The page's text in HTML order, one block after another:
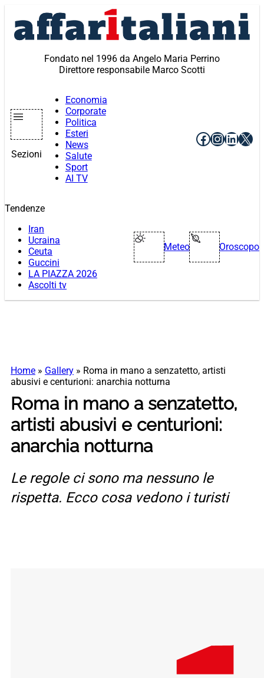
contenuto
Fondato nel 1996 da Angelo Maria Perrino
Direttore responsabile Marco Scotti
Sezioni
Economia
Corporate
Politica
Esteri
News
Salute
Sport
AI TV
Facebook
X
Tendenze
Iran
Ucraina
Ceuta
Guccini
LA PIAZZA 2026
Ascolti tv
Meteo Oroscopo
Home » Gallery » Roma in mano a senzatetto, artisti
abusivi e centurioni: anarchia notturna
Roma in mano a senzatetto,
artisti abusivi e centurioni:
anarchia notturna
Le regole ci sono ma nessuno le
rispetta. Ecco cosa vedono i turisti